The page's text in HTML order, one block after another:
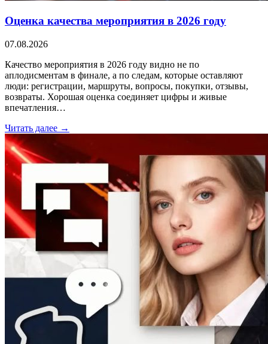
Оценка качества мероприятия в 2026 году
07.08.2026
Качество мероприятия в 2026 году видно не по
аплодисментам в финале, а по следам, которые оставляют
люди: регистрации, маршруты, вопросы, покупки, отзывы,
возвраты. Хорошая оценка соединяет цифры и живые
впечатления…
Читать далее →